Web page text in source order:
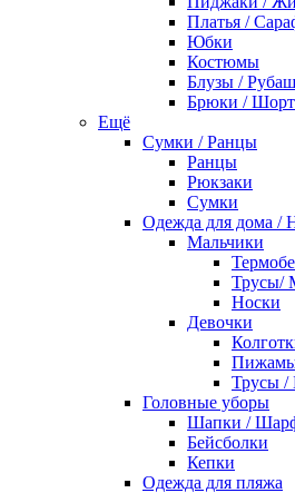
Платья /
Юбки
Костюмы
Блузы /
Брюки /
Ещё
Сумки / Ранцы
Ранцы
Рюкзаки
Сумки
Одежда для дома /
Мальчики
Трусы/
Носки
Девочки
Трусы /
Головные уборы
Шапки /
Бейсболки
Кепки
Одежда для пляжа